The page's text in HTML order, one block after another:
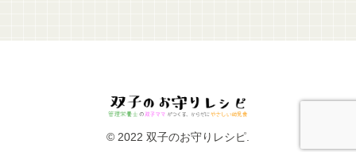
© 2022 双子のお守りレシピ.